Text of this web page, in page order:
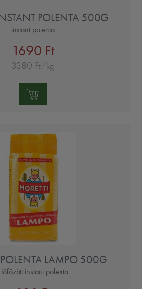
POLENTA 500G
instant polenta
1690 Ft
3380 Ft/kg
Mennyiség:
POLENTA LAMPO 500G
instant polenta